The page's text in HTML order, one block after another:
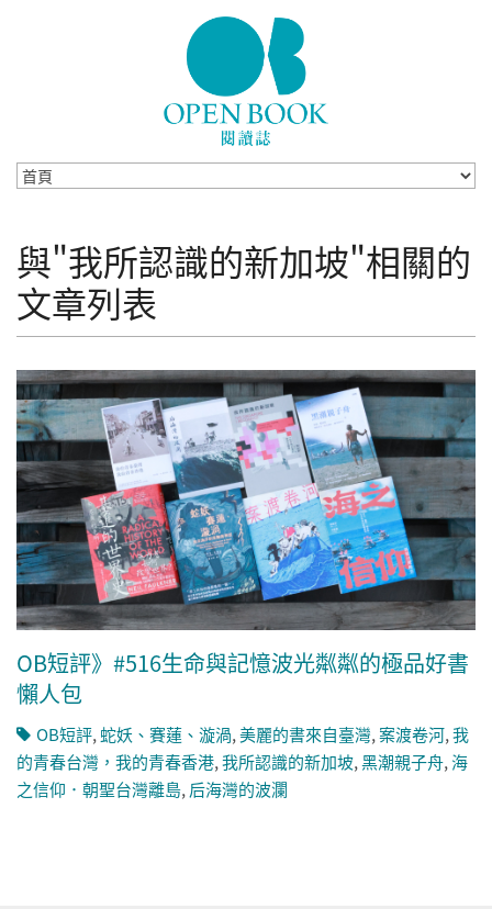
與"我所認識的新加坡"相關的
文章列表
OB短評》#516生命與記憶波光粼粼的極品好書
懶人包
OB短評,蛇妖、賽蓮、漩渦,美麗的書來自臺灣,案渡卷河,我
的青春台灣，我的青春香港,我所認識的新加坡,黑潮親子舟,海
之信仰．朝聖台灣離島,后海灣的波瀾